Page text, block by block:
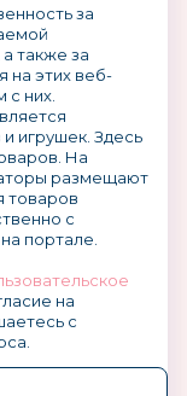
за
также за
на этих веб-
с них.
игрушек. Здесь
На
размещают
товаров
с
портале.
на
с